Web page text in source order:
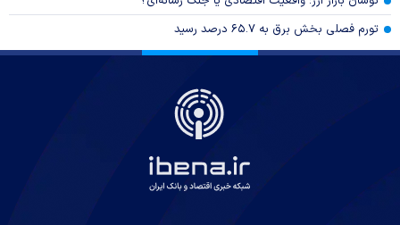
تورم فصلی بخش برق به ۶۵.۷ درصد رسید